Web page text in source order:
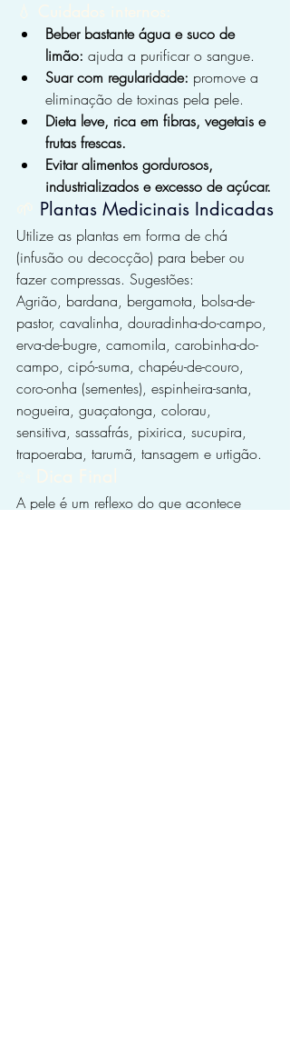
Beber bastante água e suco de
limão: ajuda a purificar o sangue.
Suar com regularidade: promove a
eliminação de toxinas pela pele.
Dieta leve, rica em fibras, vegetais e
frutas frescas.
Evitar alimentos gordurosos,
industrializados e excesso de açúcar.
Plantas Medicinais Indicadas
Utilize as plantas em forma de chá
(infusão ou decocção) para beber ou
fazer compressas. Sugestões:
Agrião, bardana, bergamota, bolsa-de-
pastor, cavalinha, douradinha-do-campo,
erva-de-bugre, camomila, carobinha-do-
campo, cipó-suma, chapéu-de-couro,
coro-onha (sementes), espinheira-santa,
nogueira, guaçatonga, colorau,
sensitiva, sassafrás, pixirica, sucupira,
trapoeraba, tarumã, tansagem e urtigão.
A pele é um reflexo do que acontece